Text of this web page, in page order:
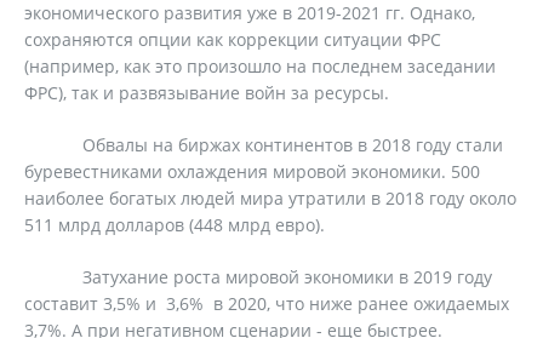
экономического развития уже в 2019-2021 гг. Однако,
сохраняются опции как коррекции ситуации ФРС
(например, как это произошло на последнем заседании
ФРС), так и развязывание войн за ресурсы.
Обвалы на биржах континентов в 2018 году стали
буревестниками охлаждения мировой экономики. 500
наиболее богатых людей мира утратили в 2018 году около
511 млрд долларов (448 млрд евро).
Затухание роста мировой экономики в 2019 году
составит 3,5% и 3,6% в 2020, что ниже ранее ожидаемых
3,7%. А при негативном сценарии - еще быстрее.